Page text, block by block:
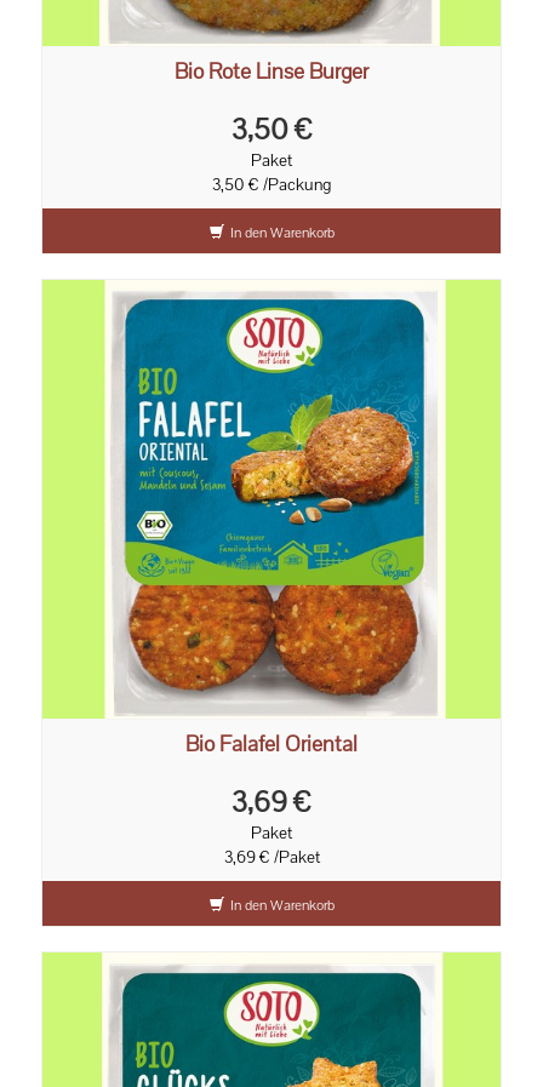
Bio Rote Linse Burger
3,50 €
Paket
3,50 € /Packung
In den Warenkorb
Bio Falafel Oriental
3,69 €
Paket
3,69 € /Paket
In den Warenkorb